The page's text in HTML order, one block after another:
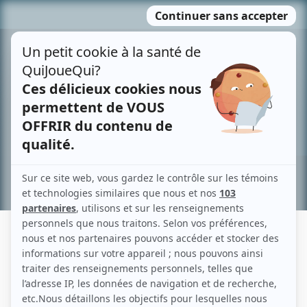
MENU
contenu
Recherche avancée »
DON FRANCKS
Liens
Fiche de Don Francks sur Showbizz.net